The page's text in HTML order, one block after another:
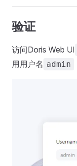
验证
访问Doris Web UI
用用户名 admin